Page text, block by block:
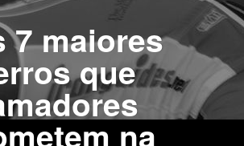
7 maiores
que
na